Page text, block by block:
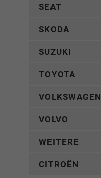
SEAT
SKODA
SUZUKI
TOYOTA
VOLKSWAGEN
VOLVO
WEITERE
CITROËN